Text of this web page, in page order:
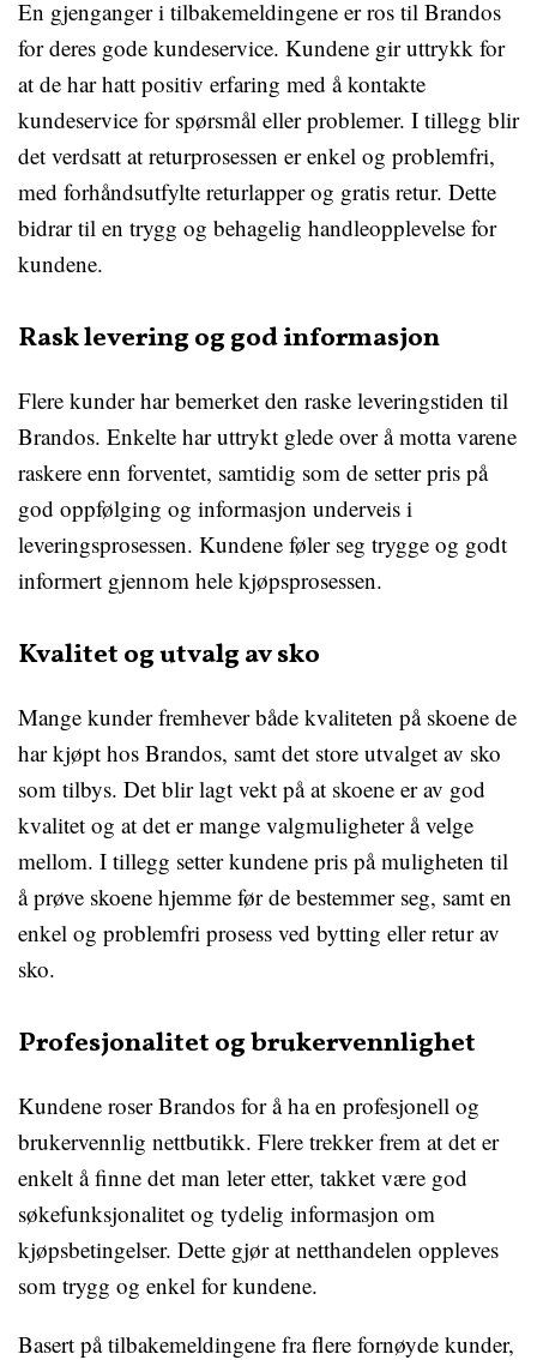
En gjenganger i tilbakemeldingene er ros til Brandos
for deres gode kundeservice. Kundene gir uttrykk for
at de har hatt positiv erfaring med å kontakte
kundeservice for spørsmål eller problemer. I tillegg blir
det verdsatt at returprosessen er enkel og problemfri,
med forhåndsutfylte returlapper og gratis retur. Dette
bidrar til en trygg og behagelig handleopplevelse for
kundene.
Rask levering og god informasjon
Flere kunder har bemerket den raske leveringstiden til
Brandos. Enkelte har uttrykt glede over å motta varene
raskere enn forventet, samtidig som de setter pris på
god oppfølging og informasjon underveis i
leveringsprosessen. Kundene føler seg trygge og godt
informert gjennom hele kjøpsprosessen.
Kvalitet og utvalg av sko
Mange kunder fremhever både kvaliteten på skoene de
har kjøpt hos Brandos, samt det store utvalget av sko
som tilbys. Det blir lagt vekt på at skoene er av god
kvalitet og at det er mange valgmuligheter å velge
mellom. I tillegg setter kundene pris på muligheten til
å prøve skoene hjemme før de bestemmer seg, samt en
enkel og problemfri prosess ved bytting eller retur av
sko.
Profesjonalitet og brukervennlighet
Kundene roser Brandos for å ha en profesjonell og
brukervennlig nettbutikk. Flere trekker frem at det er
enkelt å finne det man leter etter, takket være god
søkefunksjonalitet og tydelig informasjon om
kjøpsbetingelser. Dette gjør at netthandelen oppleves
som trygg og enkel for kundene.
Basert på tilbakemeldingene fra flere fornøyde kunder,